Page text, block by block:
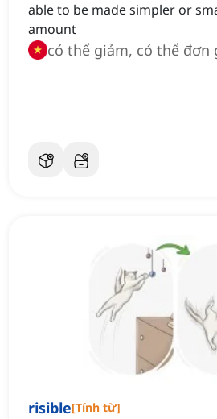
able to be made simpler or
amount
có thể giảm, có thể đơn
risible[Tính từ]